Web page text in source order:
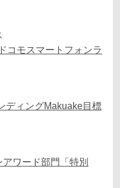
コモスマートフォンラ
ディングMakuake目標
ワード部門「特別